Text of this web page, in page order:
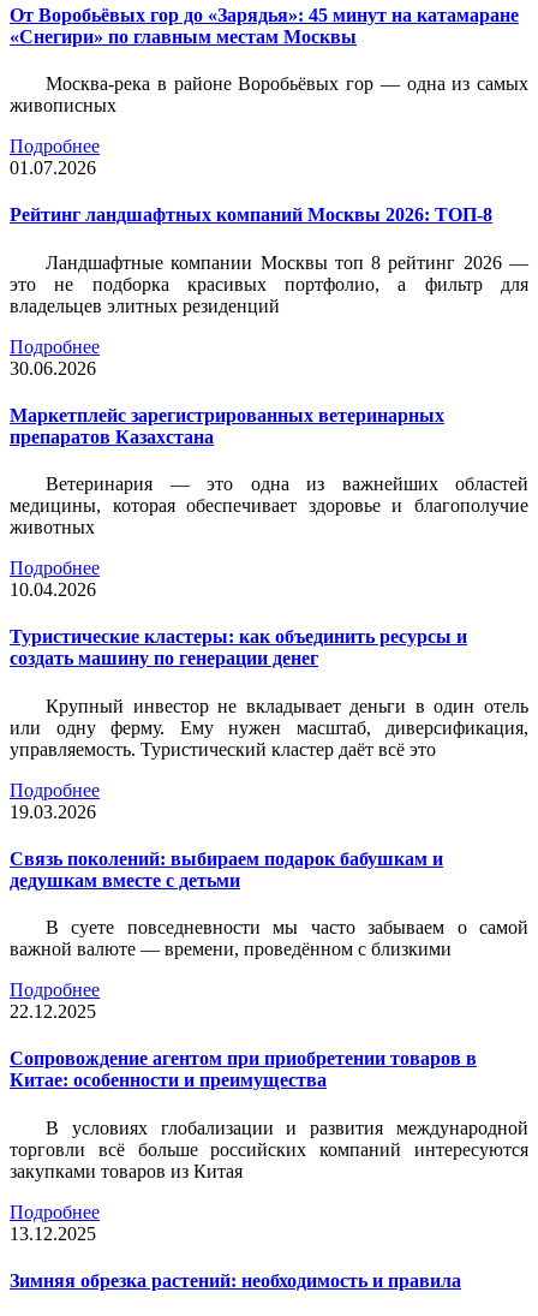
От Воробьёвых гор до «Зарядья»: 45 минут на катамаране
«Снегири» по главным местам Москвы
Москва-река в районе Воробьёвых гор — одна из самых
живописных
Подробнее
01.07.2026
Рейтинг ландшафтных компаний Москвы 2026: ТОП-8
Ландшафтные компании Москвы топ 8 рейтинг 2026 —
это не подборка красивых портфолио, а фильтр для
владельцев элитных резиденций
Подробнее
30.06.2026
Маркетплейс зарегистрированных ветеринарных
препаратов Казахстана
Ветеринария — это одна из важнейших областей
медицины, которая обеспечивает здоровье и благополучие
животных
Подробнее
10.04.2026
Туристические кластеры: как объединить ресурсы и
создать машину по генерации денег
Крупный инвестор не вкладывает деньги в один отель
или одну ферму. Ему нужен масштаб, диверсификация,
управляемость. Туристический кластер даёт всё это
Подробнее
19.03.2026
Связь поколений: выбираем подарок бабушкам и
дедушкам вместе с детьми
В суете повседневности мы часто забываем о самой
важной валюте — времени, проведённом с близкими
Подробнее
22.12.2025
Сопровождение агентом при приобретении товаров в
Китае: особенности и преимущества
В условиях глобализации и развития международной
торговли всё больше российских компаний интересуются
закупками товаров из Китая
Подробнее
13.12.2025
Зимняя обрезка растений: необходимость и правила